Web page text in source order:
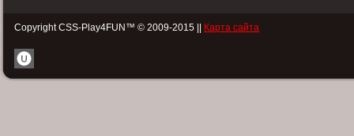
Copyright CSS-Play4FUN™ © 2009-2015 || Карта сайта